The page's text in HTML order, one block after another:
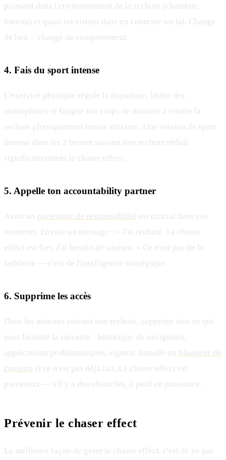
puissant dans l'environnement de la rechute (chambre,
bureau) et quasi inexistant dans un contexte social. Change
de lieu = change de comportement.
4. Fais du sport intense
L'exercice physique régule la dopamine, libère des
endorphines et fatigue ton corps de manière à rendre la
rechute physiquement moins attirante. Une session de sport
intense dans les 2 heures suivant une rechute réduit
significativement le chaser effect.
5. Appelle ton accountability partner
Avoir un partenaire de responsabilité est crucial dans ces
moments. Envoie un message : « J'ai rechuté. Le chaser
effect est fort. J'ai besoin de soutien. » Ce n'est pas de la
faiblesse — c'est de l'intelligence stratégique.
6. Supprime les accès
Dans les minutes suivant une rechute, supprime tout ce qui
peut faciliter la suivante : historique de navigation,
applications problématiques, signets. Installe un bloqueur de
contenu si ce n'est pas déjà fait. Le chaser effect est
paresseux — s'il y a des obstacles, il perd en puissance.
Prévenir le chaser effect
La meilleure façon de gérer le chaser effect, c'est de ne pas